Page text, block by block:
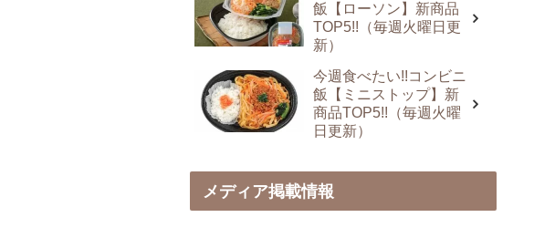
飯【ローソン】新商品
TOP5!!（毎週火曜日更
新）
今週食べたい!!コンビニ
飯【ミニストップ】新
商品TOP5!!（毎週火曜
日更新）
メディア掲載情報